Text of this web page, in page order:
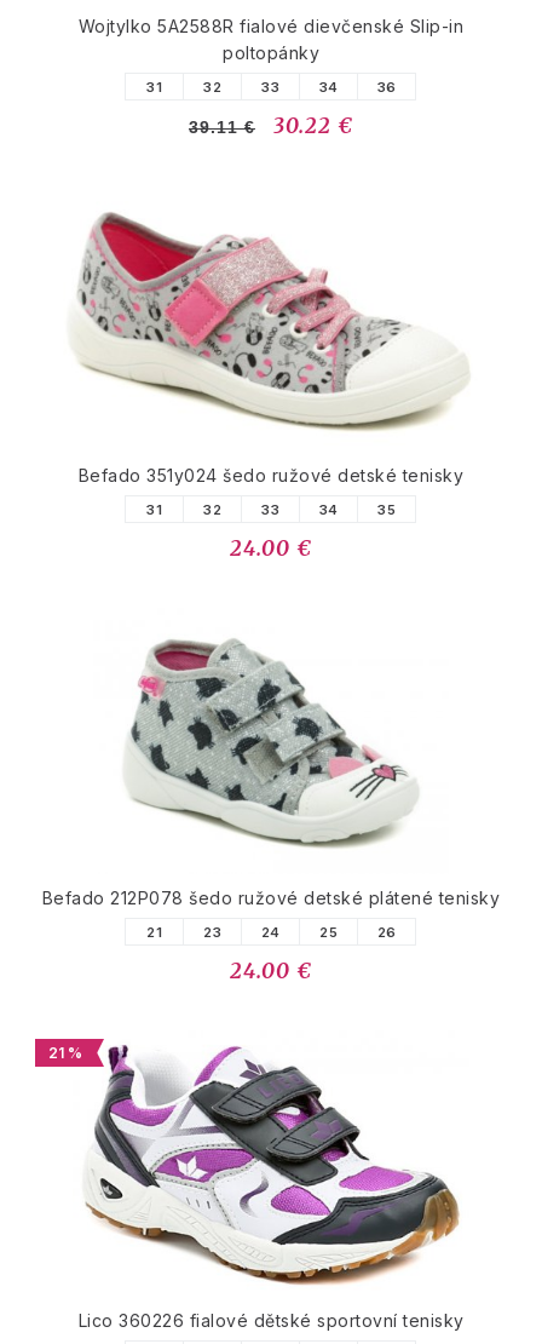
Wojtylko 5A2588R fialové dievčenské Slip-in
poltopánky
31 32 33 34 36
39.11 € 30.22 €
Befado 351y024 šedo ružové detské tenisky
31 32 33 34 35
24.00 €
Befado 212P078 šedo ružové detské plátené tenisky
21 23 24 25 26
24.00 €
21 %
Lico 360226 fialové dětské sportovní tenisky